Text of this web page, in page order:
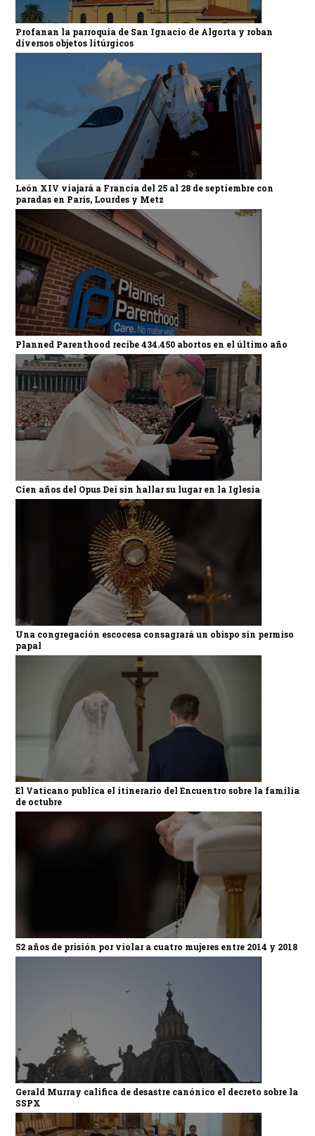
Profanan la parroquia de San Ignacio de Algorta y roban
diversos objetos litúrgicos
León XIV viajará a Francia del 25 al 28 de septiembre con
paradas en París, Lourdes y Metz
Planned Parenthood recibe 434.450 abortos en el último año
Cien años del Opus Dei sin hallar su lugar en la Iglesia
Una congregación escocesa consagrará un obispo sin permiso
papal
El Vaticano publica el itinerario del Encuentro sobre la familia
de octubre
52 años de prisión por violar a cuatro mujeres entre 2014 y 2018
Gerald Murray califica de desastre canónico el decreto sobre la
SSPX